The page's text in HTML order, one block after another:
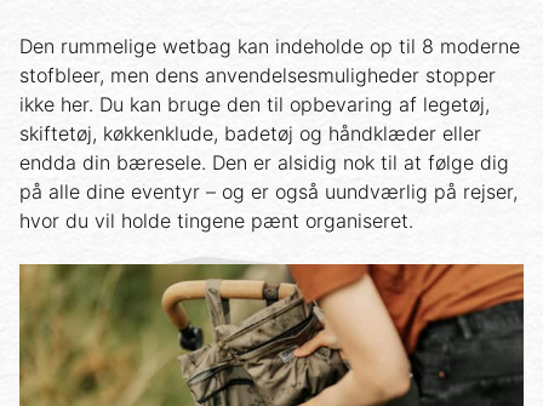
Den rummelige wetbag kan indeholde op til 8 moderne
stofbleer, men dens anvendelsesmuligheder stopper
ikke her. Du kan bruge den til opbevaring af legetøj,
skiftetøj, køkkenklude, badetøj og håndklæder eller
endda din bæresele. Den er alsidig nok til at følge dig
på alle dine eventyr – og er også uundværlig på rejser,
hvor du vil holde tingene pænt organiseret.